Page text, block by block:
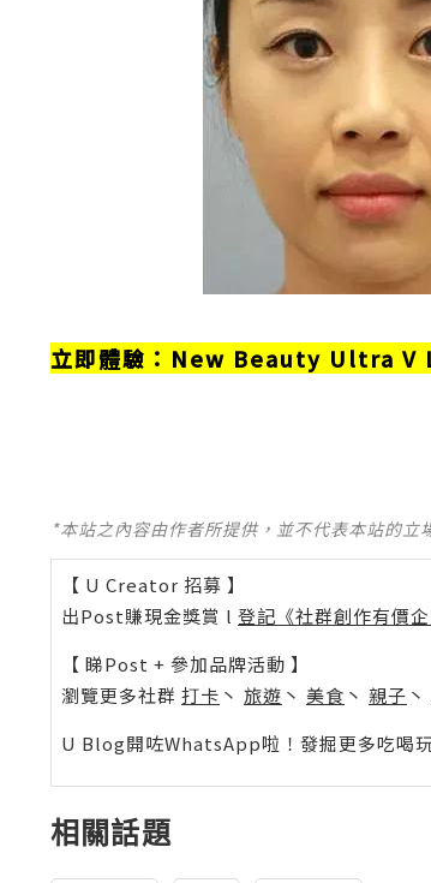
立即體驗： New Beauty Ultra V
*本站之內容由作者所提供，並不代表本站的
【 U Creator 招募 】
出Post賺現金獎賞 l 登記《社群創作有價企
【 睇Post + 參加品牌活動 】
瀏覽更多社群 打卡 丶 旅遊 丶 美食 丶 親子 丶
U Blog開咗WhatsApp啦！發掘更多吃喝
相關話題